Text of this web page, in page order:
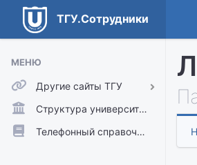
ТГУ.Сотрудники
МЕНЮ
Другие сайты ТГУ
ТГУ.Аккаунты
ТГУ.Расписание
Структура университета
Телефонный справочник